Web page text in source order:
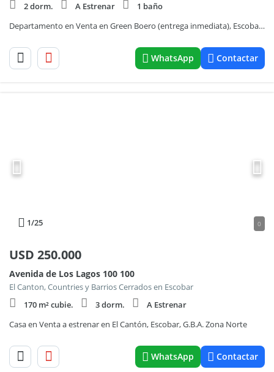
2 dorm.
A Estrenar
1 baño
Departamento en Venta en Green Boero (entrega inmediata), Escobar, G.B.A. Zona Norte
WhatsApp Contactar
1/25 0
USD 250.000
Avenida de Los Lagos 100 100
El Canton, Countries y Barrios Cerrados en Escobar
170 m² cubie.
3 dorm.
A Estrenar
Casa en Venta a estrenar en El Cantón, Escobar, G.B.A. Zona Norte
WhatsApp Contactar